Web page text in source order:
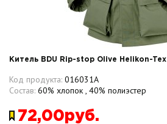
Китель BDU Rip-stop Olive Helikon-Tex
Код продукта: 016031A
Состав: 60% хлопок , 40% полиэстер
72,00руб.